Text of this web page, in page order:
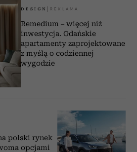
DESIGN
Remedium – więcej niż
inwestycja. Gdańskie
apartamenty zaprojektowane
z myślą o codziennej
wygodzie
polski rynek
opcjami